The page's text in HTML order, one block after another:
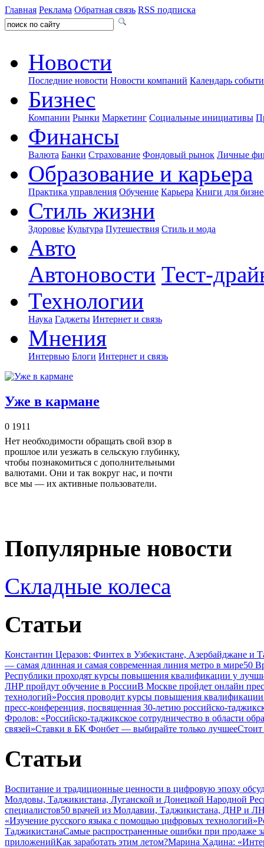
Главная Реклама Обратная связь RSS подписка
Новости
Последние новости Новости компаний Календарь
Бизнес
Компании Рынки Маркетинг Социальные инициативы
Финансы
Валюта Банки Страхование Фондовый рынок Личные
Образование и карьера
Практика управления Обучение Карьера Книги для
Стиль жизни
Здоровье Культура Путешествия Стиль и мода
Авто
Автоновости Тест-
Технологии
Наука Гаджеты Интернет и связь
Мнения
Интервью Блоги Интернет и связь
Уже в кармане
0 1911
Нет необходимости обращать свой взор в
прошлое или уезжать в сельскую глубинку,
чтобы познакомиться с дополнительными
валютами. Они и так вокруг нас, и почти
все мы — их активные пользователи.
Популярные новости
Складные колеса
Статьи
Константин Церазов: Финтех в Узбекистане, Азербайджане
— самая длинная и самая современная линия метро в мире50
Республики проходят курсы повышения квалификации у
ЛНР пройдут обучение в РоссииВ Москве пройдет онлайн
технологий»Россия проводит курсы повышения квалификации
пресс-конференция, посвященная 30-летию российско-
Фролов: «Российско-таджикское сотрудничество в области
связей»Ставки в БК Фонбет — выбирайте только лучшееСтоит
Статьи
Воспитание и традиционные ценности в цифровую эпоху
Молдовы, Таджикистана, Луганской и Донецкой Народной
специалистов50 врачей из Молдавии, Таджикистана, ДНР и
«Изучение русского языка с помощью цифровых технологий»
ТаджикистанаСамые распространенные ошибки при продаже
приложенийКак заработать этим летом?Марина Хадина: